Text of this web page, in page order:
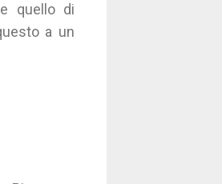
quello di
a un